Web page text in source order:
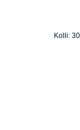
Kolli: 30